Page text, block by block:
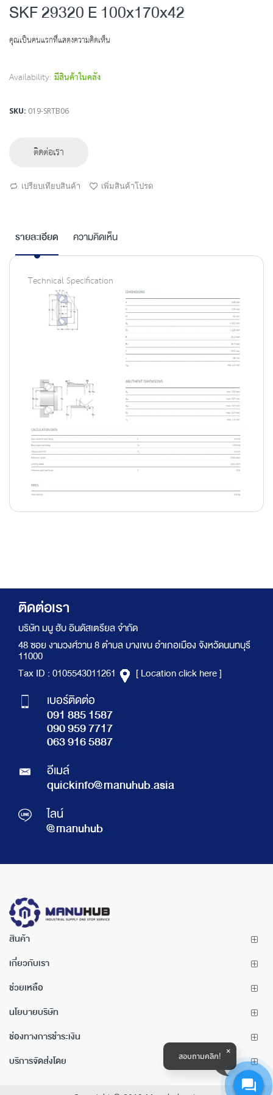
to
the
SKF 29320 E 100x170x42
คุณเป็นคนแรกที่แสดงความคิดเห็น
Availability: มีสินค้าในคลัง
SKU 019-SRTB06
ติดต่อเรา
เปรียบเทียบสินค้า เพิ่มสินค้าโปรด
รายละเอียด
Technical Specification
ความคิดเห็น
ติดต่อเรา
บริษัท มนู ฮับ อินดัสเตรียล จำกัด
48 ซอย งามวงศ์วาน 8 ตำบล บางเขน อำเภอเมือง จังหวัดนนทบุรี
11000
Tax ID : 0105543011261
[ Location click here ]
เบอร์ติดต่อ
091 885 1587
090 959 7717
063 916 5887
อีเมล์
quickinfo@manuhub.asia
ไลน์
@manuhub
สินค้า
เกี่ยวกับเรา
ช่วยเหลือ
นโยบายบริษัท
ช่องทางการชำระเงิน
บริการจัดส่งโดย
สอบถามคลิก!